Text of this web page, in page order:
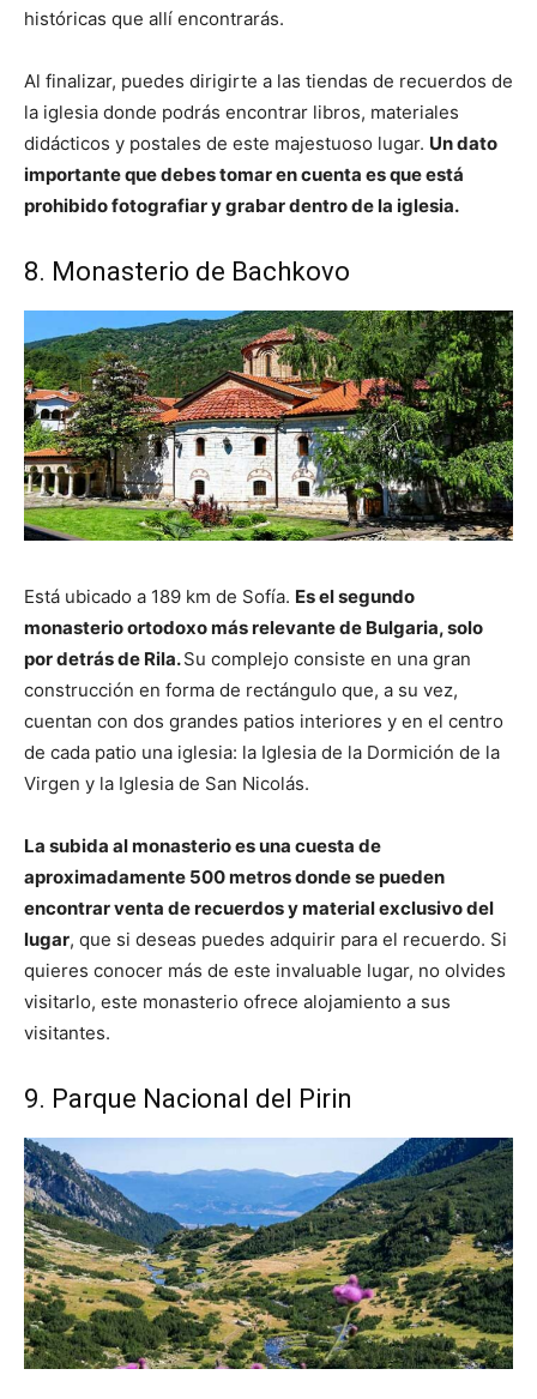
históricas que allí encontrarás.
Al finalizar, puedes dirigirte a las tiendas de recuerdos de
la iglesia donde podrás encontrar libros, materiales
didácticos y postales de este majestuoso lugar. Un dato
importante que debes tomar en cuenta es que está
prohibido fotografiar y grabar dentro de la iglesia.
8. Monasterio de Bachkovo
Está ubicado a 189 km de Sofía. Es el segundo
monasterio ortodoxo más relevante de Bulgaria, solo
por detrás de Rila.Su complejo consiste en una gran
construcción en forma de rectángulo que, a su vez,
cuentan con dos grandes patios interiores y en el centro
de cada patio una iglesia: la Iglesia de la Dormición de la
Virgen y la Iglesia de San Nicolás.
La subida al monasterio es una cuesta de
aproximadamente 500 metros donde se pueden
encontrar venta de recuerdos y material exclusivo del
lugar, que si deseas puedes adquirir para el recuerdo. Si
quieres conocer más de este invaluable lugar, no olvides
visitarlo, este monasterio ofrece alojamiento a sus
visitantes.
9. Parque Nacional del Pirin